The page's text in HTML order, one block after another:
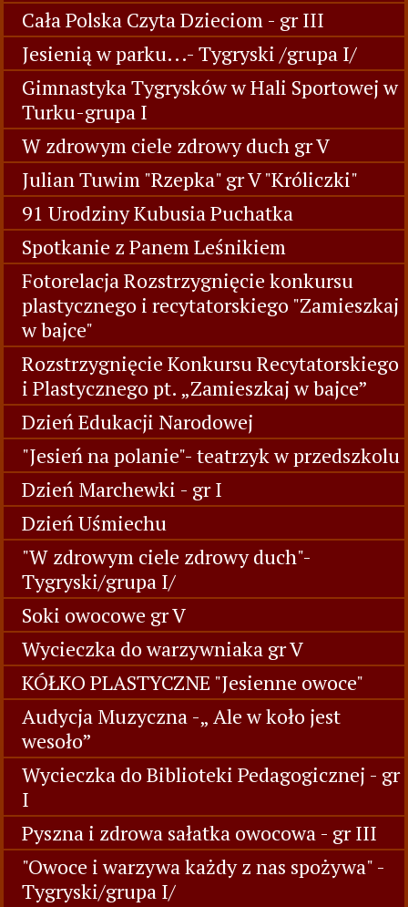
Cała Polska Czyta Dzieciom - gr III
Jesienią w parku...- Tygryski /grupa I/
Gimnastyka Tygrysków w Hali Sportowej w
Turku-grupa I
W zdrowym ciele zdrowy duch gr V
Julian Tuwim "Rzepka" gr V "Króliczki"
91 Urodziny Kubusia Puchatka
Spotkanie z Panem Leśnikiem
Fotorelacja Rozstrzygnięcie konkursu
plastycznego i recytatorskiego "Zamieszkaj
w bajce"
Rozstrzygnięcie Konkursu Recytatorskiego
i Plastycznego pt. „Zamieszkaj w bajce”
Dzień Edukacji Narodowej
"Jesień na polanie"- teatrzyk w przedszkolu
Dzień Marchewki - gr I
Dzień Uśmiechu
"W zdrowym ciele zdrowy duch"-
Tygryski/grupa I/
Soki owocowe gr V
Wycieczka do warzywniaka gr V
KÓŁKO PLASTYCZNE "Jesienne owoce"
Audycja Muzyczna -„ Ale w koło jest
wesoło”
Wycieczka do Biblioteki Pedagogicznej - gr
I
Pyszna i zdrowa sałatka owocowa - gr III
"Owoce i warzywa każdy z nas spożywa" -
Tygryski/grupa I/